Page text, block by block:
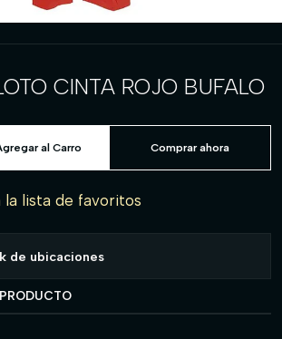
CINTA ROJO BUFALO
al Carro Comprar ahora
la lista de favoritos
de ubicaciones